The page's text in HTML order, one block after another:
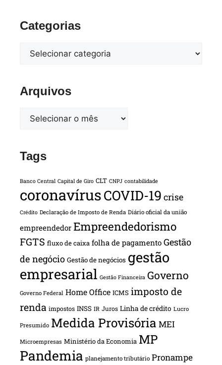
Categorias
Arquivos
Tags
Banco Central Capital de Giro CLT CNPJ contabilidade
coronavírusCOVID-19 crise
Crédito Declaração de Imposto de Renda Diário oficial da união
empreendedor Empreendedorismo
FGTS fluxo de caixa folha de pagamento Gestão
de negócio Gestão de negócios gestão
empresarial Gestão Financeira Governo
Governo Federal Home Office ICMS imposto de
renda impostos INSS IR Juros Linha de crédito Lucro
Presumido Medida Provisória MEI
Microempresas Ministério da Economia MP
Pandemia planejamento tributário Pronampe